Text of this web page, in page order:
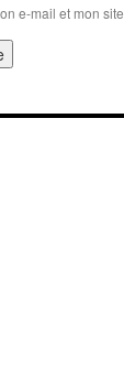
e-mail et mon